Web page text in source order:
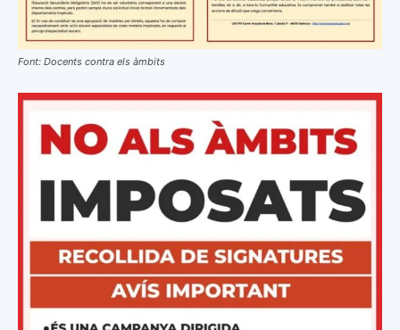
Font: Docents contra els àmbits